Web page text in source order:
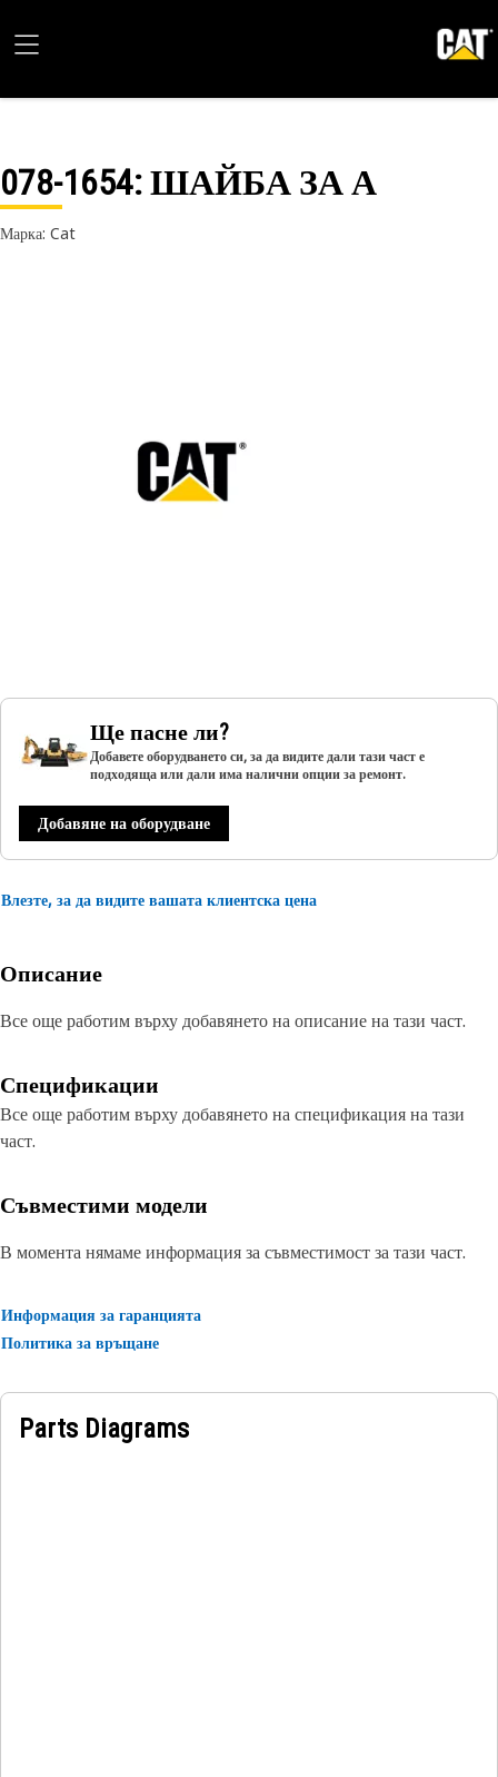
078-1654: ШАЙБА ЗА А
Марка: Cat
Ще пасне ли?
Добавете оборудването си, за да видите дали тази част е
подходяща или дали има налични опции за ремонт.
Добавяне на оборудване
Влезте, за да видите вашата клиентска цена
Описание
Все още работим върху добавянето на описание на тази част.
Спецификации
Все още работим върху добавянето на спецификация на тази
част.
Съвместими модели
В момента нямаме информация за съвместимост за тази част.
Информация за гаранцията
Политика за връщане
Parts Diagrams